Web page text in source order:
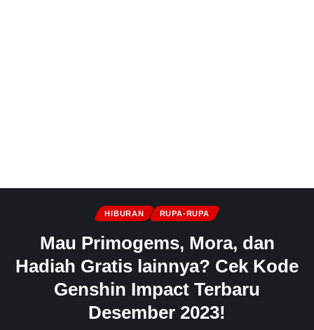
HIBURAN RUPA-RUPA
Mau Primogems, Mora, dan
Hadiah Gratis lainnya? Cek Kode
Genshin Impact Terbaru
Desember 2023!